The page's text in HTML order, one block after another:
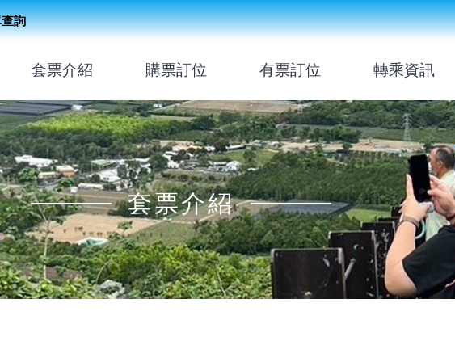
詢
套票介紹 購票訂位 有票訂位 轉乘資訊
套票介紹